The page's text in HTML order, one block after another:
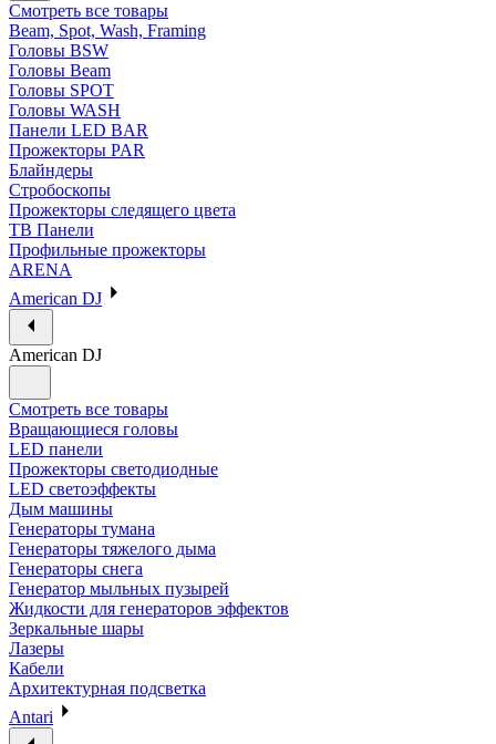
Смотреть все товары
Beam, Spot, Wash, Framing
Головы BSW
Головы Beam
Головы SPOT
Головы WASH
Панели LED BAR
Прожекторы PAR
Блайндеры
Стробоскопы
Прожекторы следящего цвета
ТВ Панели
Профильные прожекторы
ARENA
American DJ
American DJ
Смотреть все товары
Вращающиеся головы
LED панели
Прожекторы светодиодные
LED светоэффекты
Дым машины
Генераторы тумана
Генераторы тяжелого дыма
Генераторы снега
Генератор мыльных пузырей
Жидкости для генераторов эффектов
Зеркальные шары
Лазеры
Кабели
Архитектурная подсветка
Antari